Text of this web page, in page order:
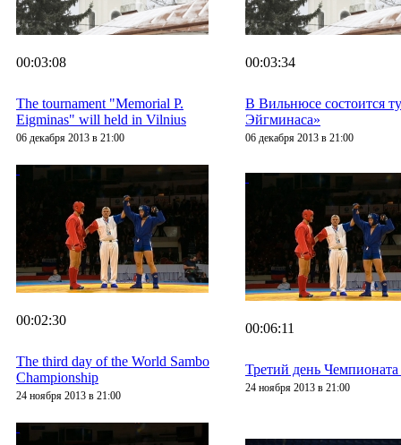
00:03:08
The tournament "Memorial P.
Eigminas" will held in Vilnius
06 декабря 2013 в 21:00
00:03:34
В Вильнюсе состоится
Эйгминаса»
06 декабря 2013 в 21:00
00:02:30
The third day of the World Sambo
Championship
24 ноября 2013 в 21:00
00:06:11
Третий день
24 ноября 2013 в 21:00